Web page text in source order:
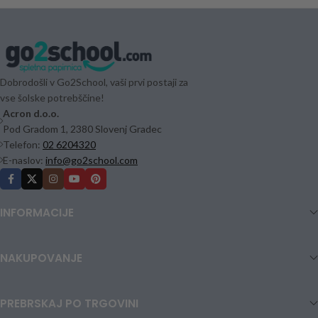
Dobrodošli v Go2School, vaši prvi postaji za
vse šolske potrebščine!
Acron d.o.o.
Pod Gradom 1, 2380 Slovenj Gradec
Telefon: 02 6204320
E-naslov: info@go2school.com
INFORMACIJE
NAKUPOVANJE
PREBRSKAJ PO TRGOVINI